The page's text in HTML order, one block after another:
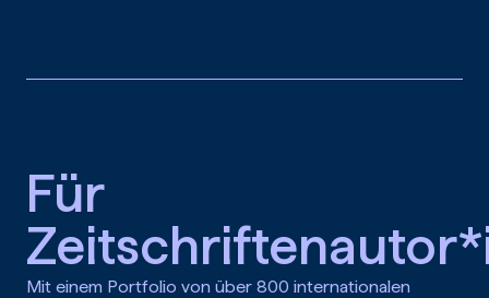
Für
Mit einem Portfolio von über 800 internationalen